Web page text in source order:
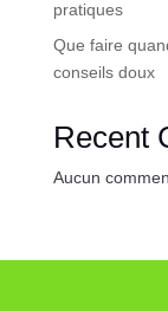
pratiques
Que faire
conseils doux
Recent
Aucun